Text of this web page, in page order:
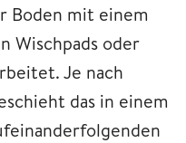
Boden mit einem
Wischpads oder
Je nach
das in einem